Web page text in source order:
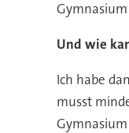
Und wie
Ich habe
musst